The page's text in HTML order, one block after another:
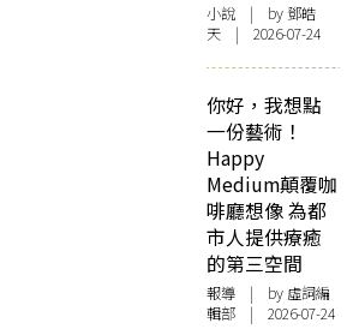
小說 | by 鄧皓
天 | 2026-07-24
你好，我想點
一份藝術！
Happy
Medium顛覆咖
啡廳想像 為都
市人提供療癒
的第三空間
報導 | by 虛詞編
輯部 | 2026-07-24